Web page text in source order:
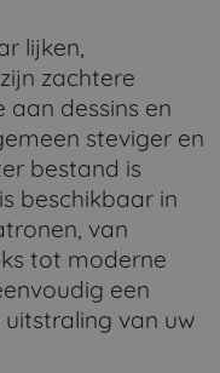
lijken,
zachtere
dessins en
steviger en
bestand is
beschikbaar in
van
tot moderne
een
van uw